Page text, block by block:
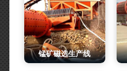
锰矿磁选生产线